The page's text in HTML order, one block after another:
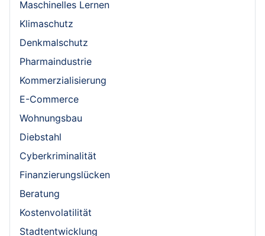
Maschinelles Lernen
Klimaschutz
Denkmalschutz
Pharmaindustrie
Kommerzialisierung
E-Commerce
Wohnungsbau
Diebstahl
Cyberkriminalität
Finanzierungslücken
Beratung
Kostenvolatilität
Stadtentwicklung